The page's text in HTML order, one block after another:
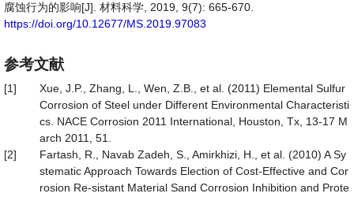
腐蚀行为的影响[J]. 材料科学, 2019, 9(7): 665-670.
https://doi.org/10.12677/MS.2019.97083
参考文献
[1]
Xue, J.P., Zhang, L., Wen, Z.B., et al. (2011) Elemental Sulfur
Corrosion of Steel under Different Environmental Characteristi
cs. NACE Corrosion 2011 International, Houston, Tx, 13-17 M
arch 2011, 51.
[2]
Fartash, R., Navab Zadeh, S., Amirkhizi, H., et al. (2010) A Sy
stematic Approach Towards Election of Cost-Effective and Cor
rosion Re-sistant Material Sand Corrosion Inhibition and Prote